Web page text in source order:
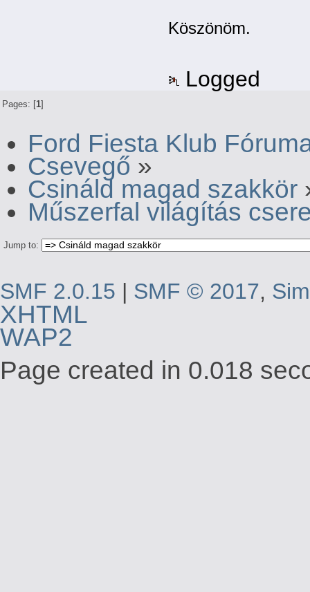
Köszönöm.
Logged
Pages: [1]
Ford Fiesta Klub
Csevegő »
Csináld magad szakkör
Műszerfal világítás
Jump to:
SMF 2.0.15 | SMF © 2017,
XHTML
WAP2
Page created in 0.018